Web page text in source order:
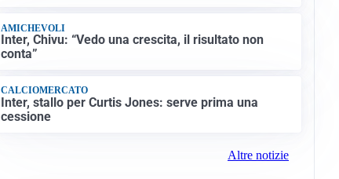
AMICHEVOLI
Inter, Chivu: “Vedo una crescita, il risultato non
conta”
CALCIOMERCATO
Inter, stallo per Curtis Jones: serve prima una
cessione
Altre notizie